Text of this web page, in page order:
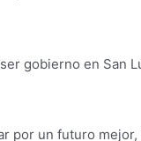
gobierno en San
por un futuro mejor,